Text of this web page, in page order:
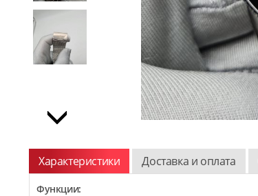
Характеристики Доставка и оплата
Функции: